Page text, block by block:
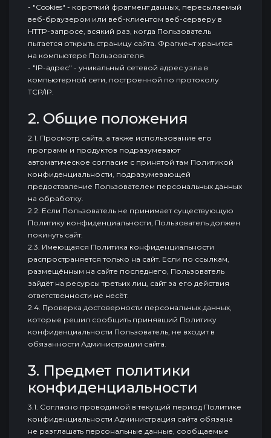
- "Cookies" - короткий фрагмент данных, пересылаемый
веб-браузером или веб-клиентом веб-серверу в
HTTP-запросе, всякий раз, когда Пользователь
пытается открыть страницу сайта. Фрагмент хранится
на компьютере Пользователя.
- "IP-адрес" - уникальный сетевой адрес узла в
компьютерной сети, построенной по протоколу
TCP/IP.
2. Общие положения
2.1. Просмотр сайта, а также использование его
программ и продуктов подразумевают
автоматическое согласие с принятой там Политикой
конфиденциальности, подразумевающей
предоставление Пользователем персональных данных
на обработку.
2.2. Если Пользователь не принимает существующую
Политику конфиденциальности, Пользователь должен
покинуть сайт.
2.3. Имеющаяся Политика конфиденциальности
распространяется только на сайт. Если по ссылкам,
размещённым на сайте последнего, Пользователь
зайдёт на ресурсы третьих лиц, сайт за его действия
ответственности не несёт.
2.4. Проверка достоверности персональных данных,
которые решил сообщить принявший Политику
конфиденциальности Пользователь, не входит в
обязанности Администрации сайта.
3. Предмет политики
конфиденциальности
3.1. Согласно проводимой в текущий период Политике
конфиденциальности Администрация сайта обязана
не разглашать персональные данные, сообщаемые